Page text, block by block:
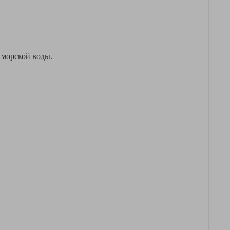
морской воды.